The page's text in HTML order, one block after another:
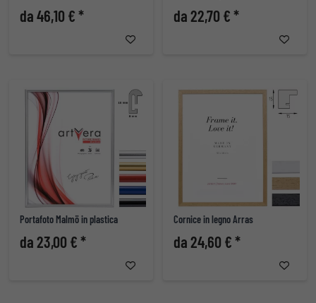
da 46,10 € * da 22,70 € *
Portafoto Malmö in plastica
da 23,00 € *
Cornice in legno Arras
da 24,60 € *